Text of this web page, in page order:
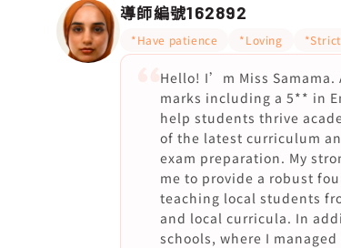
導師編號162892
*Have patience *Loving *Strict
Hello! I’m Miss Samama.
marks including a 5** in
help students thrive
of the latest curriculum
exam preparation. My
me to provide a robust
teaching local students
and local curricula. In
schools, where I